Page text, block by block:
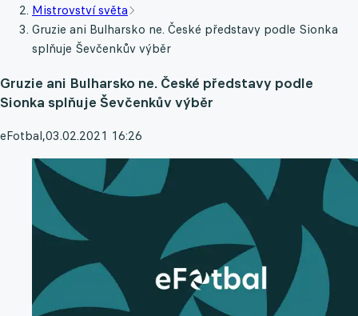
Mistrovství světa
Gruzie ani Bulharsko ne. České představy podle Sionka
splňuje Ševčenkův výběr
Gruzie ani Bulharsko ne. České představy podle
Sionka splňuje Ševčenkův výběr
eFotbal,03.02.2021 16:26